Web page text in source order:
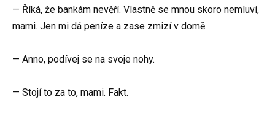
— Říká, že bankám nevěří. Vlastně se mnou skoro nemluví,
mami. Jen mi dá peníze a zase zmizí v domě.
— Anno, podívej se na svoje nohy.
— Stojí to za to, mami. Fakt.